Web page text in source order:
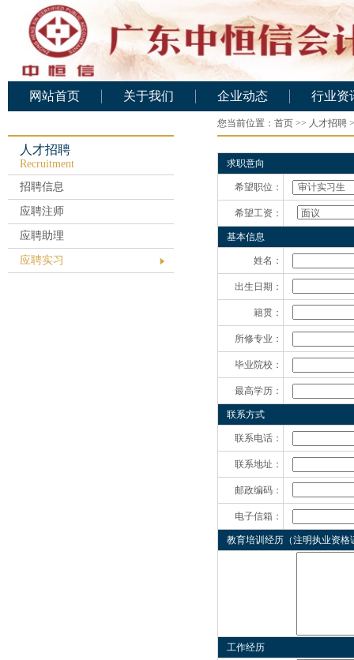
网站首页 关于我们
人力资源
基础设施
公司文化
业务范围
资质证书
企业动态
企业动态
行业资
行业资
人才招聘
Recruitment
招聘信息
应聘注师
应聘助理
应聘实习
您当前位置： 首页 >> 人才招聘
求职意向
希望职位：
希望工资：
基本信息
姓名：
出生日期：
籍贯：
所修专业：
毕业院校：
最高学历：
联系方式
联系电话：
联系地址：
邮政编码：
电子信箱：
教育培训经历（注明执业资格
工作经历